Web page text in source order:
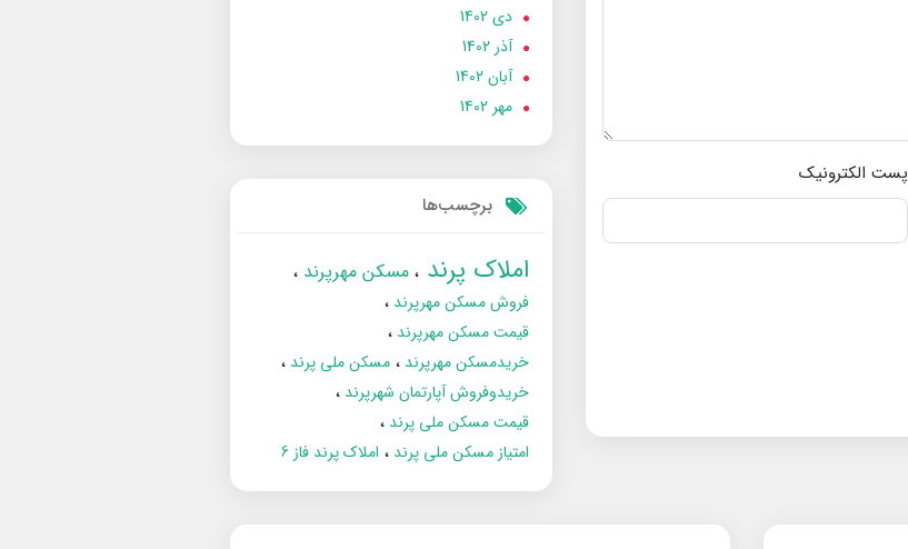
پست الکترونیک
دی 1402
آذر 1402
آبان 1402
مهر 1402
برچسب‌ها
املاک پرند مسکن مهرپرند
فروش مسکن مهرپرند
قیمت مسکن مهرپرند
خریدمسکن مهرپرند
مسکن ملی پرند
خریدوفروش آپارتمان شهرپرند
قیمت مسکن ملی پرند
امتیاز مسکن ملی پرند
املاک پرند فاز 6